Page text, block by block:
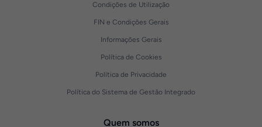
Condições de Utilização
FIN e Condições Gerais
Informações Gerais
Política de Cookies
Política de Privacidade
Política do Sistema de Gestão Integrado
Quem somos